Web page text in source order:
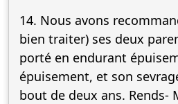
14. Nous avons
bien traiter) ses deux
porté en endurant
épuisement, et son
bout de deux ans. Rends-